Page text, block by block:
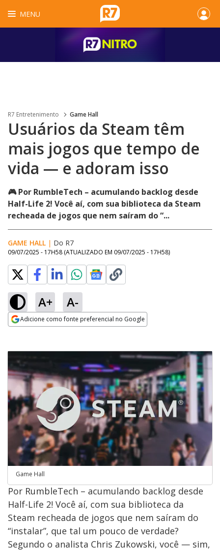
MENU
R7 Entretenimento Game Hall
Usuários da Steam têm
mais jogos que tempo de
vida — e adoram isso
🎮 Por RumbleTech – acumulando backlog desde
Half-Life 2! Você aí, com sua biblioteca da Steam
recheada de jogos que nem saíram do “...
GAME HALL | Do R7
09/07/2025 - 17H58 (ATUALIZADO EM 09/07/2025 - 17H58)
A+ A-
Adicione como fonte preferencial no Google
Game Hall
Por RumbleTech – acumulando backlog desde
Half-Life 2! Você aí, com sua biblioteca da
Steam recheada de jogos que nem saíram do
“instalar”, que tal um pouco de verdade?
Segundo o analista Chris Zukowski, você — sim,